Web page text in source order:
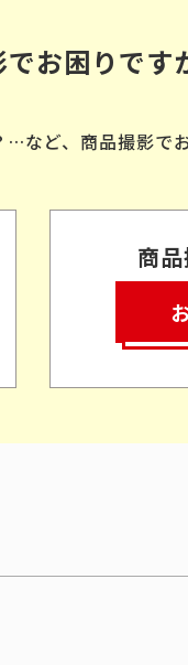
お困りです
など、商品撮影で
商